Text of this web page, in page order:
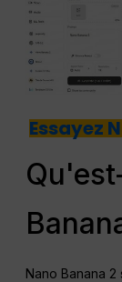
Essayez
Nano Banana